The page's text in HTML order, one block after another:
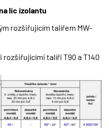
líc izolantu
rozšiřujícím talířem MW-
talíři T90 a T140